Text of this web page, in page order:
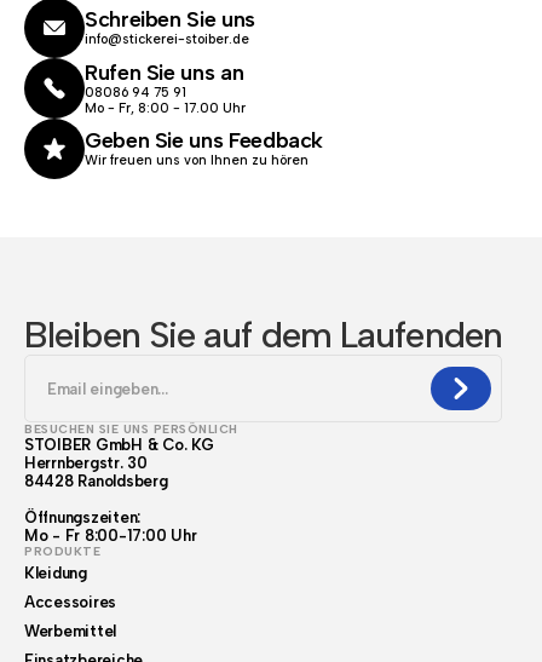
Schreiben Sie uns
info@stickerei-stoiber.de
Rufen Sie uns an
08086 94 75 91
Mo - Fr, 8:00 - 17.00 Uhr
Geben Sie uns Feedback
Wir freuen uns von Ihnen zu hören
Bleiben Sie auf dem Laufenden
BESUCHEN SIE UNS PERSÖNLICH
STOIBER GmbH & Co. KG
Herrnbergstr. 30
84428 Ranoldsberg
Öffnungszeiten:
Mo - Fr 8:00-17:00 Uhr
PRODUKTE
Kleidung
Accessoires
Werbemittel